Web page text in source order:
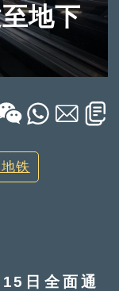
地下
铁
日全面通